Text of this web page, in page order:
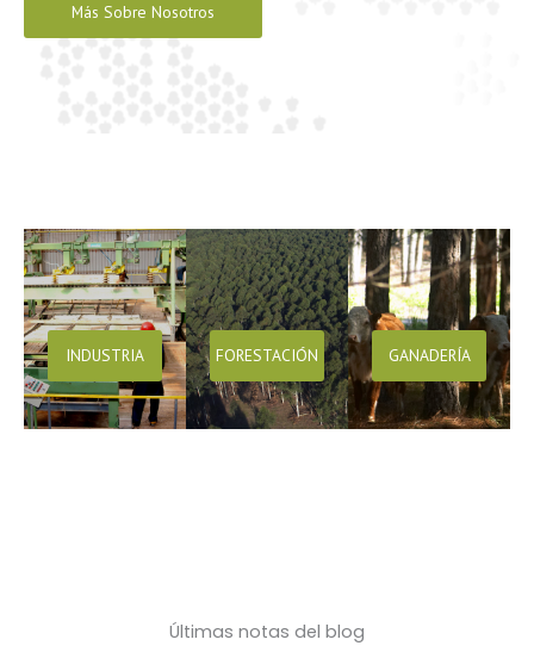
Más Sobre Nosotros
INDUSTRIA FORESTACIÓN GANADERÍA
Últimas notas del blog